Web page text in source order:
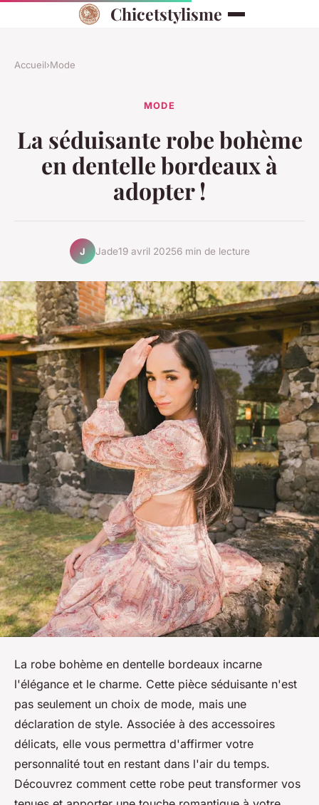
Chicetstylisme
Accueil›Mode
MODE
La séduisante robe bohème
en dentelle bordeaux à
adopter !
J Jade19 avril 20256 min de lecture
La robe bohème en dentelle bordeaux incarne
l'élégance et le charme. Cette pièce séduisante n'est
pas seulement un choix de mode, mais une
déclaration de style. Associée à des accessoires
délicats, elle vous permettra d'affirmer votre
personnalité tout en restant dans l'air du temps.
Découvrez comment cette robe peut transformer vos